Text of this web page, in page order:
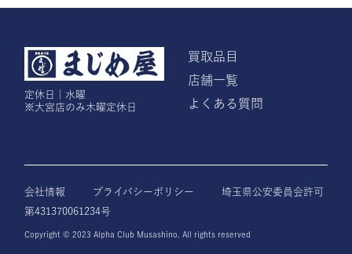
定休日｜水曜
※大宮店のみ木曜定休日
買取品目
店舗一覧
よくある質問
会社情報 プライバシーポリシー
埼玉県公安委員会許可
第431370061234号
Copyright © 2023 Alpha Club Musashino. All rights reserved